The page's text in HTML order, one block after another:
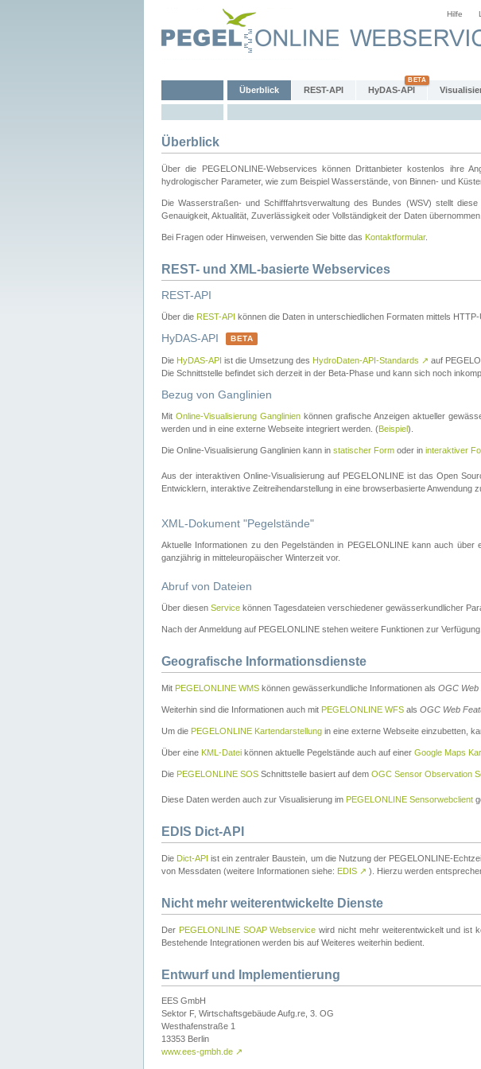
Hilfe
Überblick REST-API HyDAS-API
Überblick
Über die PEGELONLINE-Webservices können Drittanbieter kostenlos ihre
hydrologischer Parameter, wie zum Beispiel Wasserstände, von Binnen- und
Die Wasserstraßen- und Schifffahrtsverwaltung des Bundes (WSV) stellt
Genauigkeit, Aktualität, Zuverlässigkeit oder Vollständigkeit der Daten
Bei Fragen oder Hinweisen, verwenden Sie bitte das Kontaktformular.
REST- und XML-basierte Webservices
REST-API
Über die REST-API können die Daten in unterschiedlichen Formaten mittels
HyDAS-API BETA
Die HyDAS-API ist die Umsetzung des HydroDaten-API-Standards ↗ auf
Die Schnittstelle befindet sich derzeit in der Beta-Phase und kann sich noch
Bezug von Ganglinien
MitOnline-Visualisierung Ganglinien können grafische Anzeigen aktueller
werden und in eine externe Webseite integriert werden. (Beispiel).
Die Online-Visualisierung Ganglinien kann in statischer Form oder in interaktiver
Aus der interaktiven Online-Visualisierung auf PEGELONLINE ist das Open
Entwicklern, interaktive Zeitreihendarstellung in eine browserbasierte Anwendung
XML-Dokument "Pegelstände"
Aktuelle Informationen zu den Pegelständen in PEGELONLINE kann auch über
ganzjährig in mitteleuropäischer Winterzeit vor.
Abruf von Dateien
Über diesen Service können Tagesdateien verschiedener gewässerkundlicher
Nach der Anmeldung auf PEGELONLINE stehen weitere Funktionen zur Verfügung.
Geografische Informationsdienste
Mit PEGELONLINE WMS können gewässerkundliche Informationen als OGC Web
Weiterhin sind die Informationen auch mit PEGELONLINE WFS als OGC Web
Um die PEGELONLINE Kartendarstellung in eine externe Webseite einzubetten,
Über eine KML-Datei können aktuelle Pegelstände auch auf einer Google Maps
Die PEGELONLINE SOS Schnittstelle basiert auf dem OGC Sensor Observation
Diese Daten werden auch zur Visualisierung im PEGELONLINE Sensorwebclient
EDIS Dict-API
Die Dict-API ist ein zentraler Baustein, um die Nutzung der PEGELONLINE-
von Messdaten (weitere Informationen siehe: EDIS ↗ ). Hierzu werden
Nicht mehr weiterentwickelte Dienste
Der PEGELONLINE SOAP Webservice wird nicht mehr weiterentwickelt und ist
Bestehende Integrationen werden bis auf Weiteres weiterhin bedient.
Entwurf und Implementierung
EES GmbH
Sektor F, Wirtschaftsgebäude Aufg.re, 3. OG
Westhafenstraße 1
13353 Berlin
www.ees-gmbh.de ↗